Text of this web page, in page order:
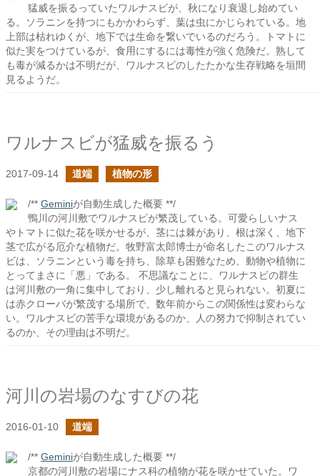
猛威を振るっていたワルナスビが、秋になり衰退し始めてい
る。ソラニンを持つにもかかわらず、葉は虫にかじられている。地
上部は枯れゆくが、地下では生命を繋いでいるのだろう。トマトに
似た実をつけているが、食用にするには毒性が強く危険だ。熟して
も毒が減るかは不明だが、ワルナスビのしたたかな生存戦略を垣間
見るようだ。
ワルナスビが猛威を振るう
2017-09-14 道端 植物の形
/** Geminiが自動生成した概要 **/
鴨川の河川敷でワルナスビが繁茂している。可愛らしいナス
やトマトに似た花を咲かせるが、茎には棘があり、根は深く、地下
茎で広がる厄介な植物だ。牧野富太郎博士が命名したこのワルナス
ビは、ソラニンという毒を持ち、除草も困難なため、動物や植物に
とってまさに「悪」である。 不思議なことに、ワルナスビの群生
は河川敷の一角に集中しており、少し離れると見られない。初夏に
は赤クローバが繁茂する場所で、数年前からこの関係性は変わらな
い。ワルナスビの苦手な環境があるのか、人の努力で抑制されてい
るのか、その理由は不明だ。
河川の岩場のなすびの花
2016-01-10 道端
/** Geminiが自動生成した概要 **/
京都の河川敷の岩場にナス科の植物が花を咲かせていた。ワ